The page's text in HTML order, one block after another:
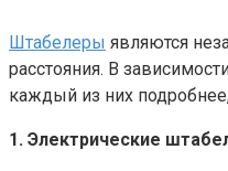
Штабелеры являются
расстояния. В
каждый из них
1. Электрические